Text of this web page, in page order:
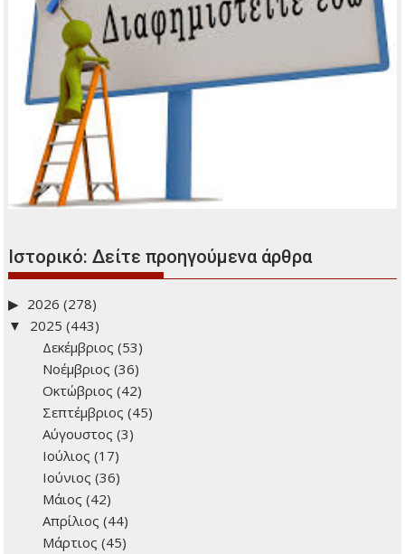
Ιστορικό: Δείτε προηγούμενα άρθρα
2026 (278)
2025 (443)
Δεκέμβριος (53)
Νοέμβριος (36)
Οκτώβριος (42)
Σεπτέμβριος (45)
Αύγουστος (3)
Ιούλιος (17)
Ιούνιος (36)
Μάιος (42)
Απρίλιος (44)
Μάρτιος (45)